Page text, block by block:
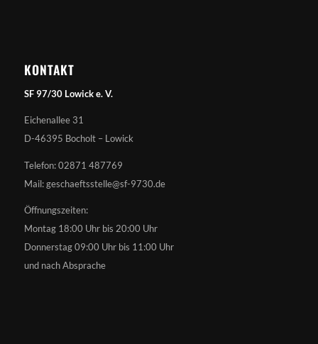
KONTAKT
SF 97/30 Lowick e. V.
Eichenallee 31
D-46395 Bocholt – Lowick
Telefon: 02871 487769
Mail: geschaeftsstelle@sf-9730.de
Öffnungszeiten:
Montag 18:00 Uhr bis 20:00 Uhr
Donnerstag 09:00 Uhr bis 11:00 Uhr
und nach Absprache